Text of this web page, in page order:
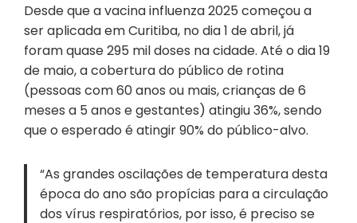
Desde que a vacina influenza 2025 começou a
ser aplicada em Curitiba, no dia 1 de abril, já
foram quase 295 mil doses na cidade. Até o dia 19
de maio, a cobertura do público de rotina
(pessoas com 60 anos ou mais, crianças de 6
meses a 5 anos e gestantes) atingiu 36%, sendo
que o esperado é atingir 90% do público-alvo.
“As grandes oscilações de temperatura desta
época do ano são propícias para a circulação
dos vírus respiratórios, por isso, é preciso se